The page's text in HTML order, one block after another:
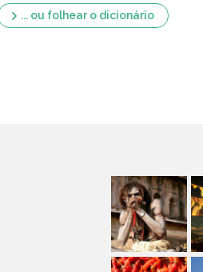
... ou folhear o dicionário